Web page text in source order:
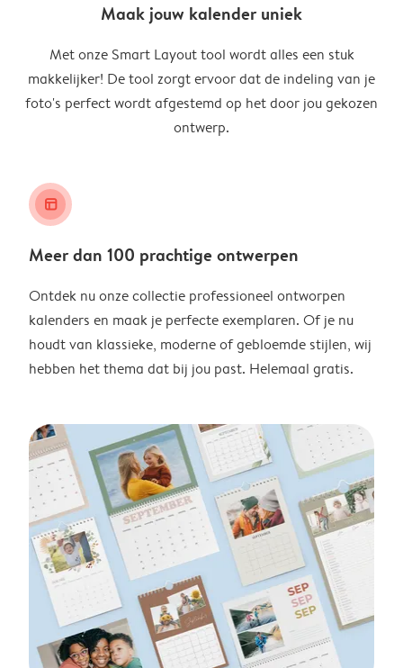
Maak jouw kalender uniek
Met onze Smart Layout tool wordt alles een stuk
makkelijker! De tool zorgt ervoor dat de indeling van je
foto's perfect wordt afgestemd op het door jou gekozen
ontwerp.
layout_alt
Meer dan 100 prachtige ontwerpen
Ontdek nu onze collectie professioneel ontworpen
kalenders en maak je perfecte exemplaren. Of je nu
houdt van klassieke, moderne of gebloemde stijlen, wij
hebben het thema dat bij jou past. Helemaal gratis.